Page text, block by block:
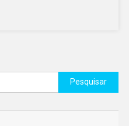
Pesquisar
por: